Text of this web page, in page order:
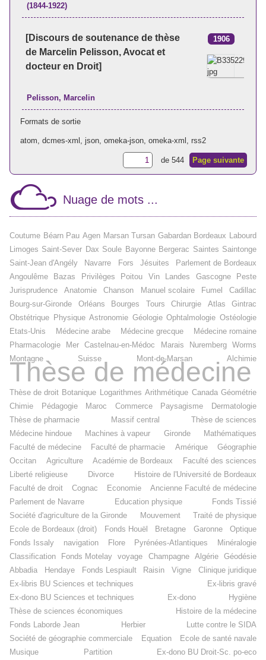
(1844-1922)
[Discours de soutenance de thèse
de Marcelin Pelisson, Avocat et
docteur en Droit]
1906
Pelisson, Marcelin
Formats de sortie
atom dcmes-xml json, omeka-json, omeka-xml rss2
de 544 Page suivante
Nuage de mots ...
Coutume Béarn Pau Agen Marsan Tursan Gabardan Bordeaux Labourd
Limoges Saint-Sever Dax Soule Bayonne Bergerac Saintes Saintonge
Saint-Jean d'Angély
Navarre Fors Jésuites
Parlement de Bordeaux
Angoulême
Bazas Privilèges Poitou Vin Landes Gascogne
Peste
Jurisprudence
Anatomie Chanson Manuel scolaire Fumel
Cadillac
Bourg-sur-Gironde
Orléans Bourges Tours Chirurgie Atlas
Gintrac
Obstétrique Physique Astronomie Géologie Ophtalmologie Ostéologie
Etats-Unis
Médecine arabe Médecine grecque
Médecine romaine
Pharmacologie
Mer Castelnau-en-Médoc Marais Nuremberg
Worms
Montagne
Suisse Mont-de-Marsan Alchimie
Thèse de médecine
Thèse de droit Botanique Logarithmes Arithmétique Canada Géométrie
Chimie
Pédagogie Maroc Commerce Paysagisme
Dermatologie
Thèse de pharmacie
Massif central
Thèse de sciences
Médecine hindoue
Machines à vapeur Gironde
Mathématiques
Faculté de médecine
Faculté de pharmacie Amérique
Géographie
Occitan
Agriculture Académie de Bordeaux
Faculté des sciences
Liberté religieuse
Divorce
Histoire de l'Université de Bordeaux
Faculté de droit
Cognac Economie
Ancienne Faculté de médecine
Parlement de Navarre
Education physique
Fonds Tissié
Société d'agriculture de la Gironde
Mouvement
Traité de physique
Ecole de Bordeaux (droit)
Fonds Houël Bretagne Garonne
Optique
Fonds Issaly
navigation Flore Pyrénées-Atlantiques
Minéralogie
Classification
Fonds Motelay voyage Champagne Algérie
Géodésie
Abbadia
Hendaye Fonds Lespiault Raisin Vigne
Clinique juridique
Ex-libris BU Sciences et techniques
Ex-libris gravé
Ex-dono BU Sciences et techniques
Ex-dono
Hygiène
Thèse de sciences économiques
Histoire de la médecine
Fonds Laborde Jean
Herbier
Lutte contre le SIDA
Société de géographie commerciale
Equation
Ecole de santé navale
Musique
Partition Ex-dono BU Droit-Sc. po-eco